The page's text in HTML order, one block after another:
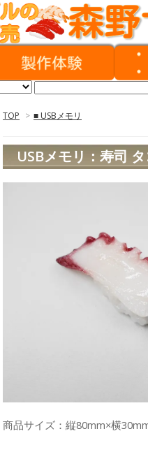
TOP > ■ USBメモリ
USBメモリ：寿司
商品サイズ：縦80mm×横